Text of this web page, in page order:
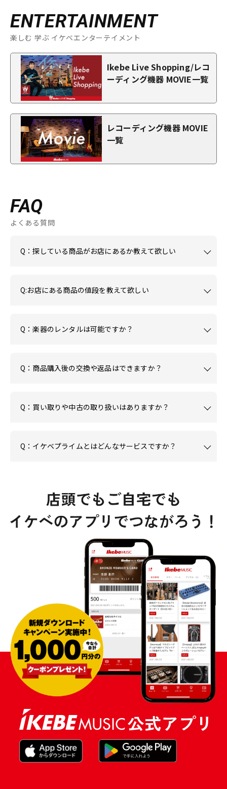
ENTERTAINMENT
楽しむ 学ぶ イケベエンターテイメント
Ikebe Live Shopping/レコ
ーディング機器 MOVIE一覧
レコーディング機器 MOVIE
一覧
FAQ
よくある質問
Q：探している商品がお店にあるか教えて欲しい
Q:お店にある商品の値段を教えて欲しい
Q：楽器のレンタルは可能ですか？
Q：商品購入後の交換や返品はできますか？
Q：買い取りや中古の取り扱いはありますか？
Q：イケベプライムとはどんなサービスですか？